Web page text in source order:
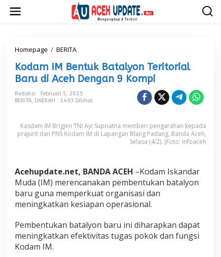
Homepage / BERITA
d
a
m
I
M
n
t
a
t
a
l
y
n
T
Kodam IM Bentuk Batalyon Teritorial
Baru di Aceh Dengan 9 Kompi
Redaksi
Februari 5, 2025
BERITA, DAERAH 1493 Dilihat
Kasdam IM Brigjen TNI Ayi Supriatna memberi pengarahan kepada
prajurit dan PNS Kodam IM di Lapangan Blang Padang, Banda Aceh,
Selasa (4/2). (Foto: infoaceh
Acehupdate.net, BANDA ACEH –Kodam Iskandar
Muda (IM) merencanakan pembentukan batalyon
baru guna memperkuat organisasi dan
meningkatkan kesiapan operasional.
Pembentukan batalyon baru ini diharapkan dapat
meningkatkan efektivitas tugas pokok dan fungsi
Kodam IM.